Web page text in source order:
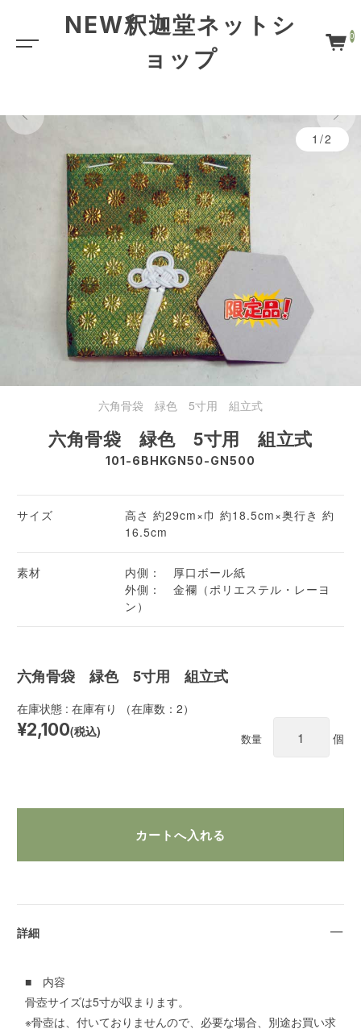
NEW釈迦堂ネットシ
ョップ
0
六角骨袋 緑色 5寸用 組立式
1/2
六角骨袋 緑色 5寸用 組立式
101-6BHKGN50-GN500
サイズ
高さ 約29cm×巾 約18.5cm×奥行き 約
16.5cm
素材
内側： 厚口ボール紙
外側： 金襴（ポリエステル・レーヨ
ン）
六角骨袋 緑色 5寸用 組立式
在庫状態 : 在庫有り （在庫数：2）
¥2,100(税込)
数量 個
詳細
■ 内容
骨壺サイズは5寸が収まります。
※骨壺は、付いておりませんので、必要な場合、別途お買い求